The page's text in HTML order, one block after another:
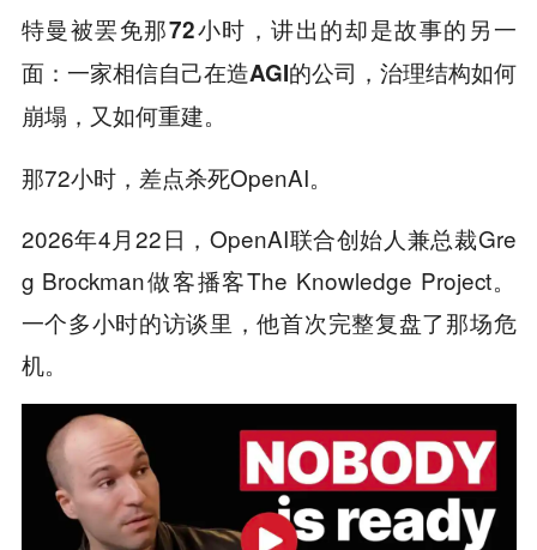
特曼被罢免那72小时，讲出的却是故事的另一
面：一家相信自己在造AGI的公司，治理结构如何
崩塌，又如何重建。
那72小时，差点杀死OpenAI。
2026年4月22日，OpenAI联合创始人兼总裁Gre
g Brockman做客播客The Knowledge Project。
一个多小时的访谈里，他首次完整复盘了那场危
机。